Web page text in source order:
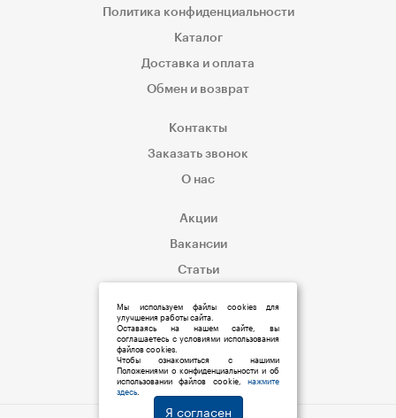
Политика конфиденциальности
Каталог
Доставка и оплата
Обмен и возврат
Контакты
Заказать звонок
О нас
Акции
Вакансии
Статьи
Мы используем файлы cookies для
улучшения работы сайта.
Оставаясь на нашем сайте, вы
соглашаетесь с условиями использования
файлов cookies.
Чтобы ознакомиться с нашими
Положениями о конфиденциальности и об
использовании файлов cookie, нажмите
здесь
Я согласен